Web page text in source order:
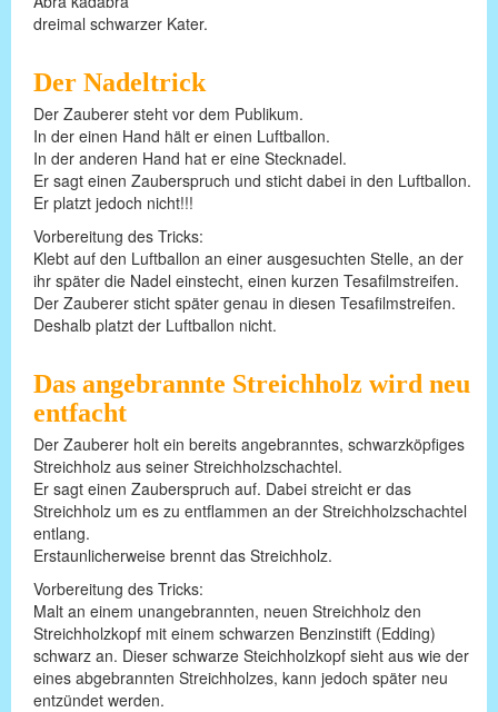
dreimal schwarzer Kater.
Der Nadeltrick
Der Zauberer steht vor dem Publikum.
In der einen Hand hält er einen Luftballon.
In der anderen Hand hat er eine Stecknadel.
Er sagt einen Zauberspruch und sticht dabei in den Luftballon.
Er platzt jedoch nicht!!!
Vorbereitung des Tricks:
Klebt auf den Luftballon an einer ausgesuchten Stelle, an der
ihr später die Nadel einstecht, einen kurzen Tesafilmstreifen.
Der Zauberer sticht später genau in diesen Tesafilmstreifen.
Deshalb platzt der Luftballon nicht.
Das angebrannte Streichholz wird neu
entfacht
Der Zauberer holt ein bereits angebranntes, schwarzköpfiges
Streichholz aus seiner Streichholzschachtel.
Er sagt einen Zauberspruch auf. Dabei streicht er das
Streichholz um es zu entflammen an der Streichholzschachtel
entlang.
Erstaunlicherweise brennt das Streichholz.
Vorbereitung des Tricks:
Malt an einem unangebrannten, neuen Streichholz den
Streichholzkopf mit einem schwarzen Benzinstift (Edding)
schwarz an. Dieser schwarze Steichholzkopf sieht aus wie der
eines abgebrannten Streichholzes, kann jedoch später neu
entzündet werden.